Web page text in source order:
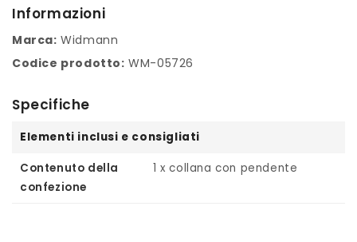
Informazioni
Marca: Widmann
Codice prodotto: WM-05726
Specifiche
Elementi inclusi e consigliati
Contenuto della
confezione
1 x collana con pendente